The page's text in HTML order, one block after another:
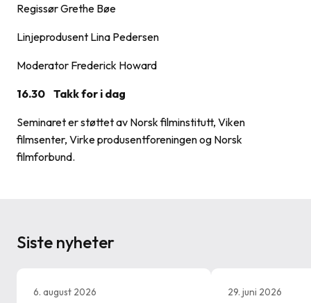
Regissør Grethe Bøe
Linjeprodusent Lina Pedersen
Moderator Frederick Howard
16.30 Takk for i dag
Seminaret er støttet av Norsk filminstitutt, Viken
filmsenter, Virke produsentforeningen og Norsk
filmforbund.
Siste nyheter
6. august 2026 29. juni 2026